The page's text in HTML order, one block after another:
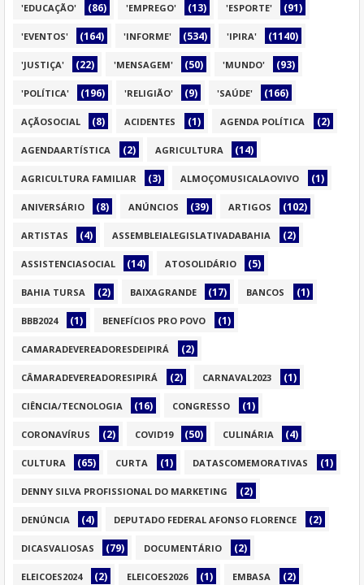
'EDUCAÇÃO' (86) 'EMPREGO' (13) 'ESPORTE' (91)
'EVENTOS' (164) 'INFORME' (534) 'IPIRA' (1140)
'JUSTIÇA' (22) 'MENSAGEM' (50) 'MUNDO' (93)
'POLÍTICA' (196) 'RELIGIÃO' (9) 'SAÚDE' (166)
AÇÃOSOCIAL (8) ACIDENTES (1) AGENDA POLÍTICA (2)
AGENDAARTÍSTICA (2) AGRICULTURA (14)
AGRICULTURA FAMILIAR (3) ALMOÇOMUSICALAOVIVO (1)
ANIVERSÁRIO (8) ANÚNCIOS (39) ARTIGOS (102)
ARTISTAS (4) ASSEMBLEIALEGISLATIVADABAHIA (2)
ASSISTENCIASOCIAL (14) ATOSOLIDÁRIO (5)
BAHIA TURSA (2) BAIXAGRANDE (17) BANCOS (1)
BBB2024 (1) BENEFÍCIOS PRO POVO (1)
CAMARADEVEREADORESDEIPIRÁ (2)
CÂMARADEVEREADORESIPIRÁ (2) CARNAVAL2023 (1)
CIÊNCIA/TECNOLOGIA (16) CONGRESSO (1)
CORONAVÍRUS (2) COVID19 (50) CULINÁRIA (4)
CULTURA (65) CURTA (1) DATASCOMEMORATIVAS (1)
DENNY SILVA PROFISSIONAL DO MARKETING (2)
DENÚNCIA (4) DEPUTADO FEDERAL AFONSO FLORENCE (2)
DICASVALIOSAS (79) DOCUMENTÁRIO (2)
ELEICOES2024 (2) ELEICOES2026 (1) EMBASA (2)